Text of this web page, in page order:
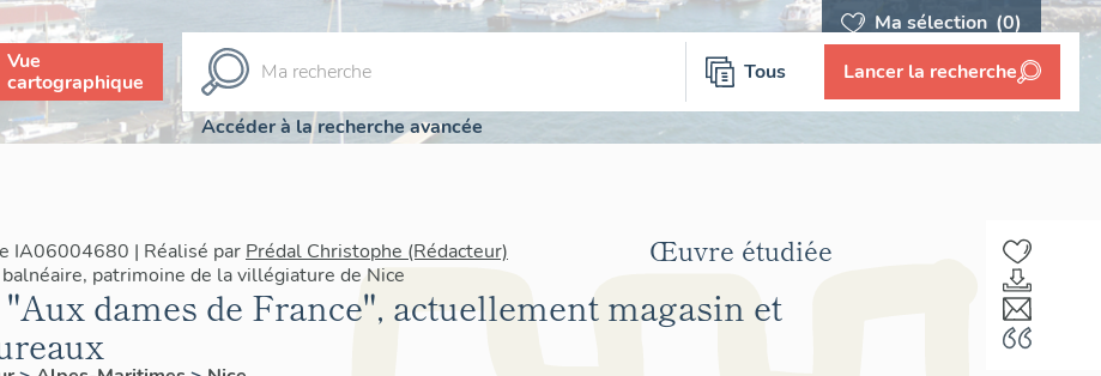
Ma sélection (0)
Vue
cartographique
Tous Lancer la recherche
Accéder à la recherche avancée
IA06004680 | Réalisé par Prédal Christophe (Rédacteur)
patrimoine de la villégiature de Nice
dames de France", actuellement magasin et
Œuvre étudiée